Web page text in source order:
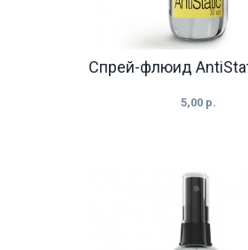
Спрей-флюид
5,00 р.